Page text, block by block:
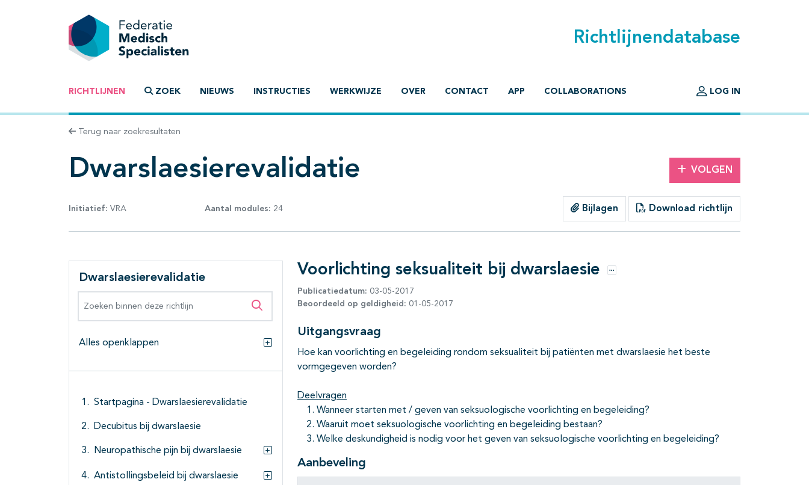
Richtlijnendatabase
RICHTLIJNEN ZOEK NIEUWS INSTRUCTIES WERKWIJZE OVER CONTACT APP COLLABORATIONS LOG IN
Terug naar zoekresultaten
Dwarslaesierevalidatie VOLGEN
Initiatief: VRA Aantal modules: 24 Bijlagen Download richtlijn
Dwarslaesierevalidatie
Zoeken binnen deze richtlijn
Alles openklappen
Alles openklappen
Startpagina - Dwarslaesierevalidatie
Decubitus bij dwarslaesie
Neuropathische pijn bij dwarslaesie
Subpagina's open- en dichtklappen
Antistollingsbeleid bij dwarslaesie
Voorlichting seksualiteit bij dwarslaesie Opties
Publicatiedatum: 03-05-2017
Beoordeeld op geldigheid: 01-05-2017
Uitgangsvraag
Hoe kan voorlichting en begeleiding rondom seksualiteit bij patiënten met dwarslaesie het beste
vormgegeven worden?
Deelvragen
Wanneer starten met / geven van seksuologische voorlichting en begeleiding?
Waaruit moet seksuologische voorlichting en begeleiding bestaan?
Welke deskundigheid is nodig voor het geven van seksuologische voorlichting en begeleiding?
Aanbeveling